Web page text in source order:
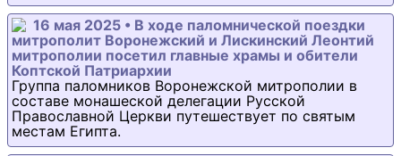
16 мая 2025 • В ходе паломнической поездки
митрополит Воронежский и Лискинский Леонтий
митрополии посетил главные храмы и обители
Коптской Патриархии
Группа паломников Воронежской митрополии в
составе монашеской делегации Русской
Православной Церкви путешествует по святым
местам Египта.